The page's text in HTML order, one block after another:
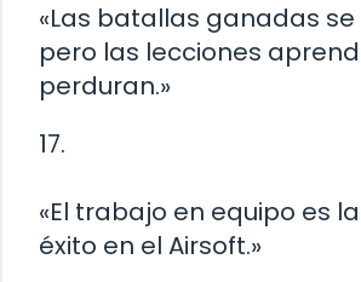
«Las batallas ganadas
pero las lecciones
perduran.»
17.
«El trabajo en equipo es
éxito en el Airsoft.»